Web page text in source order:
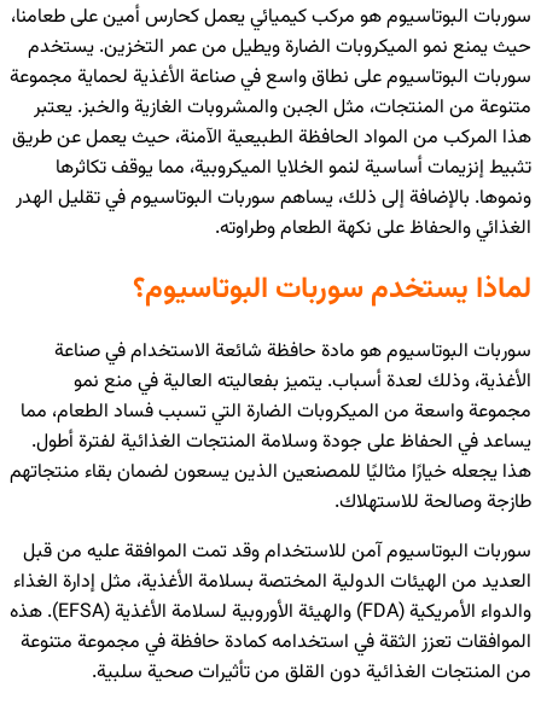
سوربات البوتاسيوم هو مركب كيميائي يعمل كحارس أمين على طعامنا،
حيث يمنع نمو الميكروبات الضارة ويطيل من عمر التخزين. يستخدم
سوربات البوتاسيوم على نطاق واسع في صناعة الأغذية لحماية مجموعة
متنوعة من المنتجات، مثل الجبن والمشروبات الغازية والخبز. يعتبر
هذا المركب من المواد الحافظة الطبيعية الآمنة، حيث يعمل عن طريق
تثبيط إنزيمات أساسية لنمو الخلايا الميكروبية، مما يوقف تكاثرها
ونموها. بالإضافة إلى ذلك، يساهم سوربات البوتاسيوم في تقليل الهدر
الغذائي والحفاظ على نكهة الطعام وطراوته.
لماذا يستخدم سوربات البوتاسيوم؟
سوربات البوتاسيوم هو مادة حافظة شائعة الاستخدام في صناعة
الأغذية، وذلك لعدة أسباب. يتميز بفعاليته العالية في منع نمو
مجموعة واسعة من الميكروبات الضارة التي تسبب فساد الطعام، مما
يساعد في الحفاظ على جودة وسلامة المنتجات الغذائية لفترة أطول.
هذا يجعله خيارًا مثاليًا للمصنعين الذين يسعون لضمان بقاء منتجاتهم
طازجة وصالحة للاستهلاك.
سوربات البوتاسيوم آمن للاستخدام وقد تمت الموافقة عليه من قبل
العديد من الهيئات الدولية المختصة بسلامة الأغذية، مثل إدارة الغذاء
والدواء الأمريكية (FDA) والهيئة الأوروبية لسلامة الأغذية (EFSA). هذه
الموافقات تعزز الثقة في استخدامه كمادة حافظة في مجموعة متنوعة
من المنتجات الغذائية دون القلق من تأثيرات صحية سلبية.